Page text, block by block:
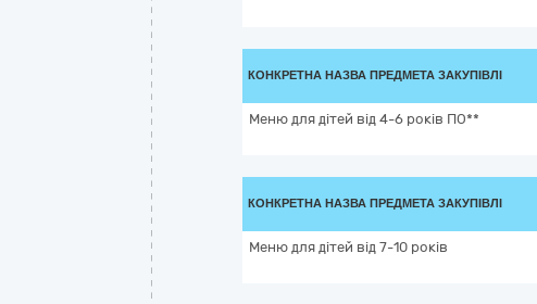
КОНКРЕТНА НАЗВА ПРЕДМЕТА ЗАКУПІВЛІ
Меню для дітей від 4-6 років ПО**
КОНКРЕТНА НАЗВА ПРЕДМЕТА ЗАКУПІВЛІ
Меню для дітей від 7-10 років